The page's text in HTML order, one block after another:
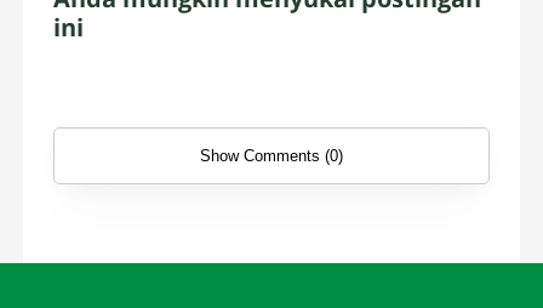
ini
Show Comments (0)